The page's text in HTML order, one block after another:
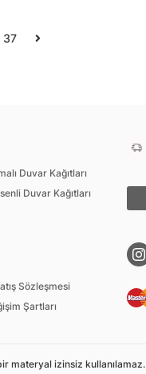
37
Duvar Kağıtları
Duvar Kağıtları
Sözleşmesi
Şartları
materyal izinsiz kullanılamaz.